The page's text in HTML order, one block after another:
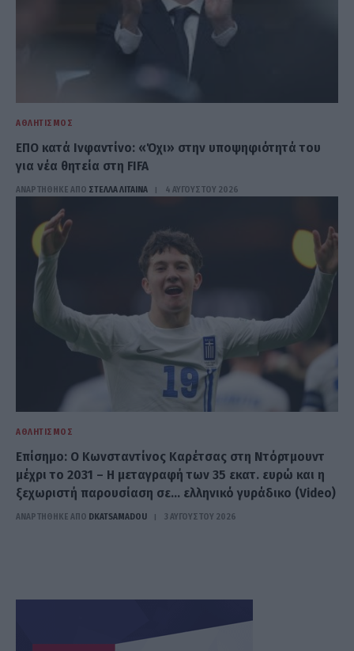
ΑΘΛΗΤΙΣΜΌΣ
ΕΠΟ κατά Ινφαντίνο: «Όχι» στην υποψηφιότητά του
για νέα θητεία στη FIFA
ΑΝΑΡΤΗΘΗΚΕ ΑΠΟ ΣΤΈΛΛΑ ΛΊΤΑΙΝΑ 4 ΑΥΓΟΎΣΤΟΥ 2026
ΑΘΛΗΤΙΣΜΌΣ
Επίσημο: Ο Κωνσταντίνος Καρέτσας στη Ντόρτμουντ
μέχρι το 2031 – Η μεταγραφή των 35 εκατ. ευρώ και η
ξεχωριστή παρουσίαση σε… ελληνικό γυράδικο (Video)
ΑΝΑΡΤΗΘΗΚΕ ΑΠΟ DKATSAMADOU 3 ΑΥΓΟΎΣΤΟΥ 2026